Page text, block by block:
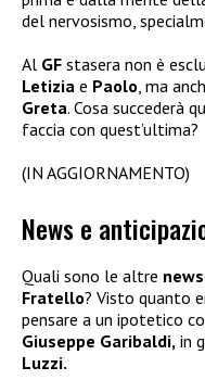
del nervosismo,
Al GF stasera non è
Letizia e Paolo, ma
Greta. Cosa succederà
faccia con quest’ultima?
(IN AGGIORNAMENTO)
News e
Quali sono le altre news
Fratello? Visto quanto
pensare a un ipotetico
Giuseppe Garibaldi, in
Luzzi.